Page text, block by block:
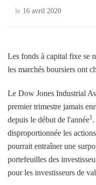
le 16 avril 2020
Les fonds à capital fixe se
les marchés boursiers ont
Le Dow Jones Industrial
premier trimestre jamais
depuis le début de l'année1
disproportionnée les
pourrait entraîner une
portefeuilles des
pour les investisseurs de